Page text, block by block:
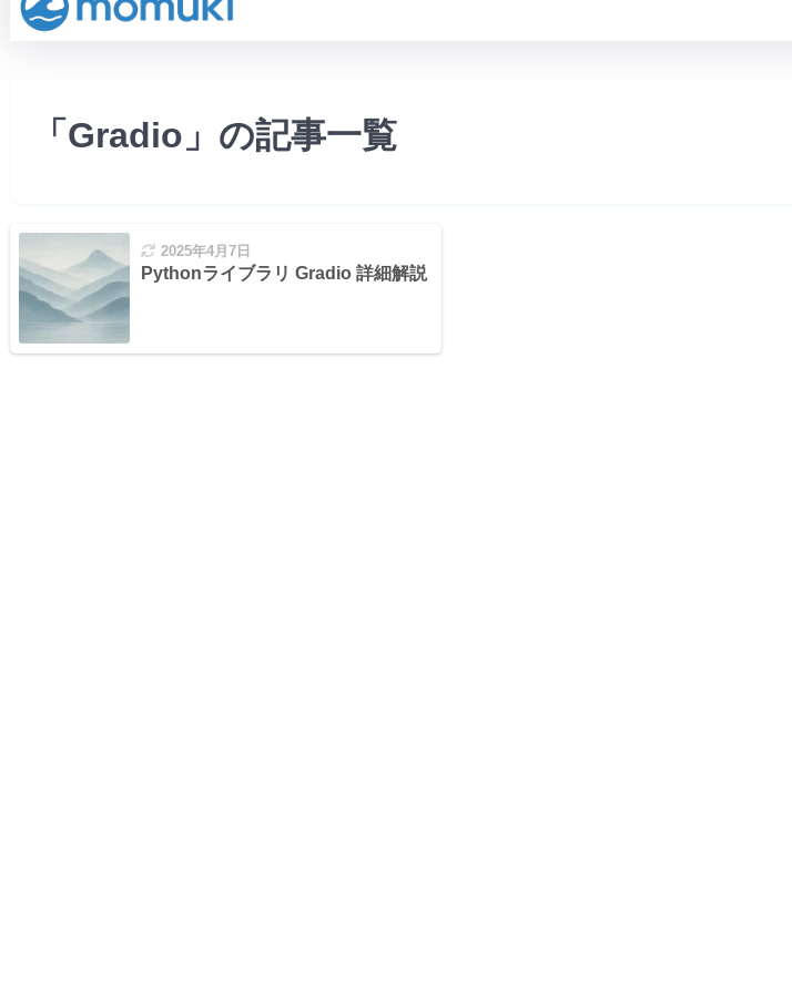
「Gradio」の記事一覧
2025年4月7日
Pythonライブラリ Gradio 詳細解説：機械学習モデルのUIを驚くほど簡単に構築！